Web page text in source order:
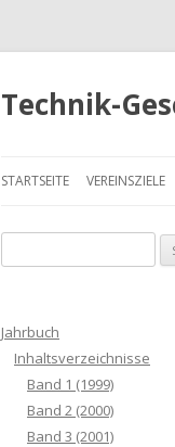
Technik-
STARTSEITE VEREINSZIELE
u
hJahrbuch
Inhaltsverzeichnisse
Band 1 (1999)
Band 2 (2000)
Band 3 (2001)